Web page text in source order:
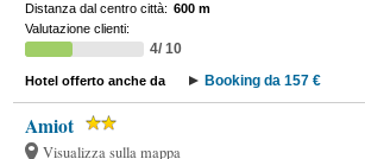
Distanza dal centro città: 600 m
Valutazione clienti:
4/ 10
Hotel offerto anche da Booking da 157 €
Amiot
Visualizza sulla mappa